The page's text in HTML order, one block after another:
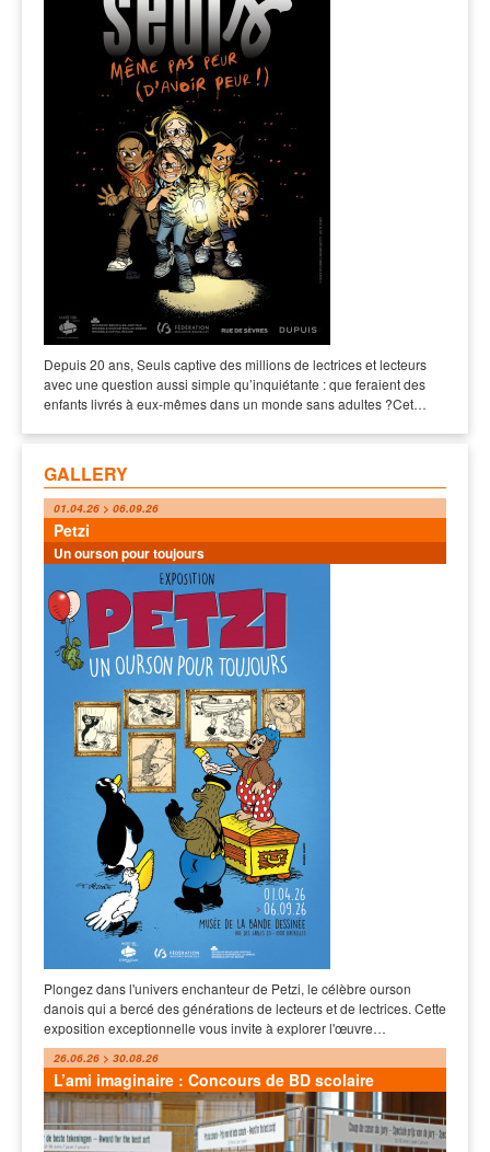
Depuis 20 ans, Seuls captive des millions de lectrices et lecteurs
avec une question aussi simple qu’inquiétante : que feraient des
enfants livrés à eux-mêmes dans un monde sans adultes ?Cet…
GALLERY
01.04.26 > 06.09.26
Petzi
Un ourson pour toujours
Plongez dans l'univers enchanteur de Petzi, le célèbre ourson
danois qui a bercé des générations de lecteurs et de lectrices. Cette
exposition exceptionnelle vous invite à explorer l'œuvre…
26.06.26 > 30.08.26
L’ami imaginaire : Concours de BD scolaire